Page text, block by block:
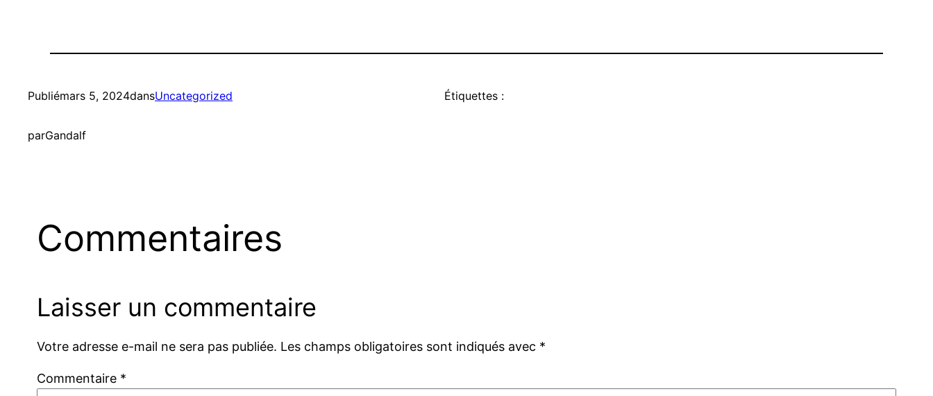
Publiémars 5, 2024dansUncategorized
parGandalf
Étiquettes :
Commentaires
Laisser un commentaire
Votre adresse e-mail ne sera pas publiée. Les champs obligatoires sont indiqués avec *
Commentaire *